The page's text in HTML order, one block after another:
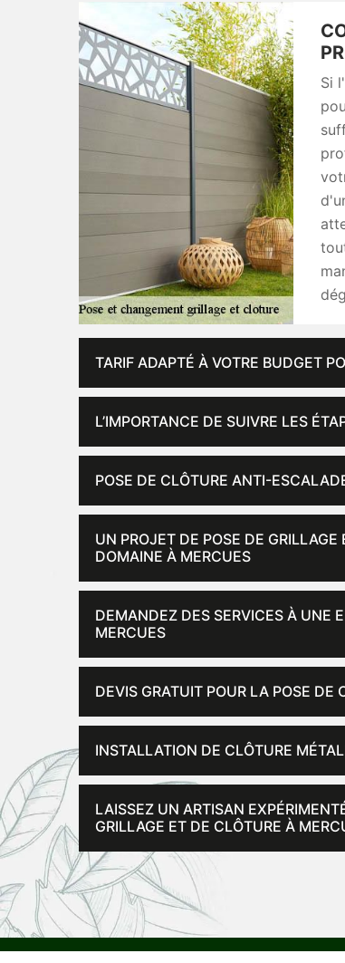
Si
TARIF ADAPTÉ À VOTRE BUDGET
L’IMPORTANCE DE SUIVRE LES
POSE DE CLÔTURE ANTI-
UN PROJET DE POSE DE
DOMAINE À MERCUES
DEMANDEZ DES SERVICES À UNE
MERCUES
DEVIS GRATUIT POUR LA POSE DE
INSTALLATION DE CLÔTURE
LAISSEZ UN ARTISAN
GRILLAGE ET DE CLÔTURE À